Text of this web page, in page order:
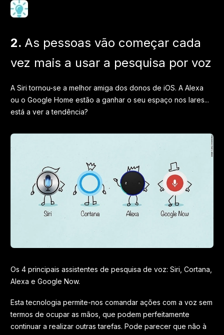
2. As pessoas vão começar cada
vez mais a usar a pesquisa por voz
A Siri tornou-se a melhor amiga dos donos de iOS. A Alexa
ou o Google Home estão a ganhar o seu espaço nos lares...
está a ver a tendência?
Os 4 principais assistentes de pesquisa de voz: Siri, Cortana,
Alexa e Google Now.
Esta tecnologia permite-nos comandar ações com a voz sem
termos de ocupar as mãos, que podem perfeitamente
continuar a realizar outras tarefas. Pode parecer que não à